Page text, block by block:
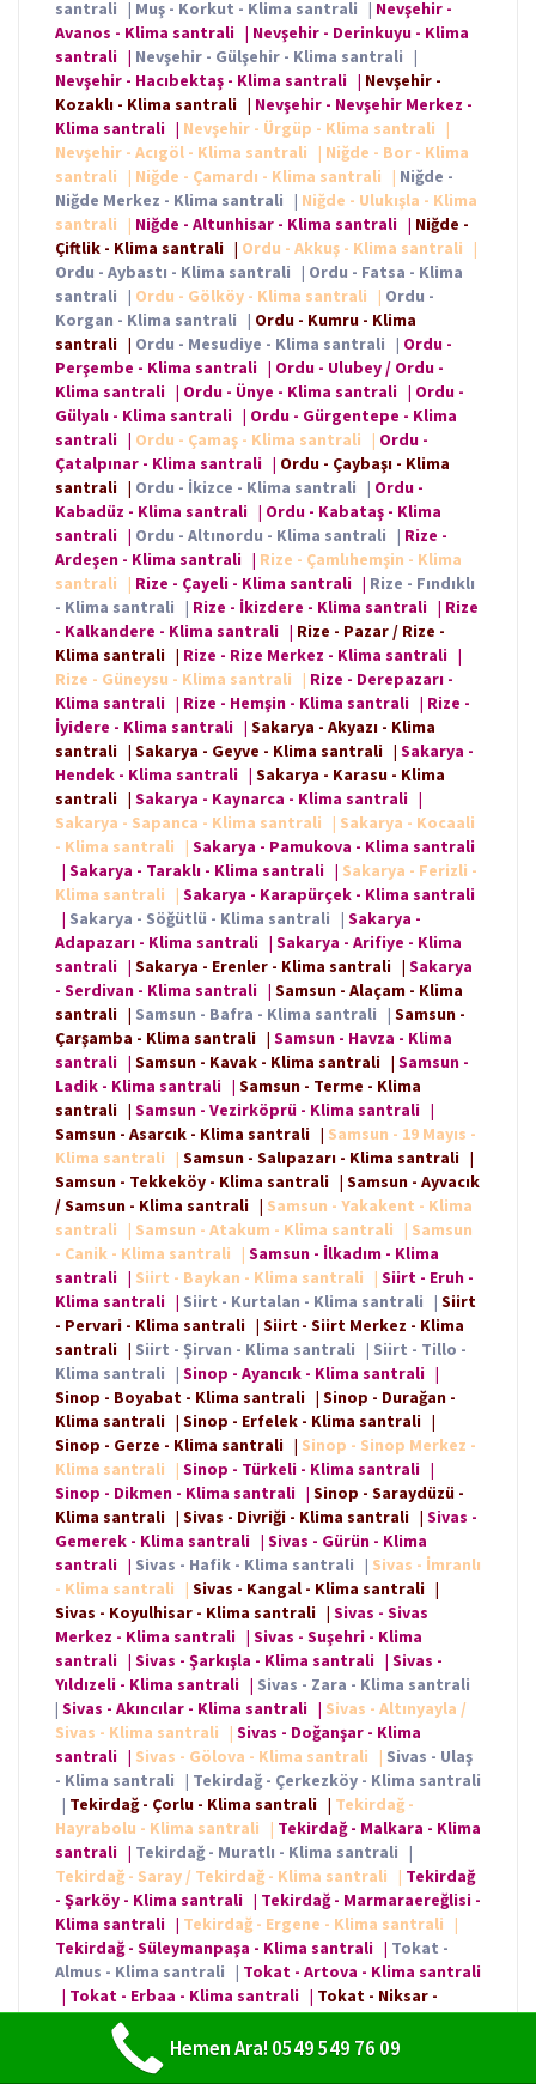
santrali | Muş - Korkut - Klima santrali | Nevşehir -
Avanos - Klima santrali | Nevşehir - Derinkuyu - Klima
santrali | Nevşehir - Gülşehir - Klima santrali |
Nevşehir - Hacıbektaş - Klima santrali | Nevşehir -
Kozaklı - Klima santrali | Nevşehir - Nevşehir Merkez -
Klima santrali | Nevşehir - Ürgüp - Klima santrali |
Nevşehir - Acıgöl - Klima santrali | Niğde - Bor - Klima
santrali | Niğde - Çamardı - Klima santrali | Niğde -
Niğde Merkez - Klima santrali | Niğde - Ulukışla - Klima
santrali | Niğde - Altunhisar - Klima santrali | Niğde -
Çiftlik - Klima santrali | Ordu - Akkuş - Klima santrali |
Ordu - Aybastı - Klima santrali | Ordu - Fatsa - Klima
santrali | Ordu - Gölköy - Klima santrali | Ordu -
Korgan - Klima santrali | Ordu - Kumru - Klima
santrali | Ordu - Mesudiye - Klima santrali | Ordu -
Perşembe - Klima santrali | Ordu - Ulubey / Ordu -
Klima santrali | Ordu - Ünye - Klima santrali | Ordu -
Gülyalı - Klima santrali | Ordu - Gürgentepe - Klima
santrali | Ordu - Çamaş - Klima santrali | Ordu -
Çatalpınar - Klima santrali | Ordu - Çaybaşı - Klima
santrali | Ordu - İkizce - Klima santrali | Ordu -
Kabadüz - Klima santrali | Ordu - Kabataş - Klima
santrali | Ordu - Altınordu - Klima santrali | Rize -
Ardeşen - Klima santrali | Rize - Çamlıhemşin - Klima
santrali | Rize - Çayeli - Klima santrali | Rize - Fındıklı
- Klima santrali | Rize - İkizdere - Klima santrali | Rize
- Kalkandere - Klima santrali | Rize - Pazar / Rize -
Klima santrali | Rize - Rize Merkez - Klima santrali |
Rize - Güneysu - Klima santrali | Rize - Derepazarı -
Klima santrali | Rize - Hemşin - Klima santrali | Rize -
İyidere - Klima santrali | Sakarya - Akyazı - Klima
santrali | Sakarya - Geyve - Klima santrali | Sakarya -
Hendek - Klima santrali | Sakarya - Karasu - Klima
santrali | Sakarya - Kaynarca - Klima santrali |
Sakarya - Sapanca - Klima santrali | Sakarya - Kocaali
- Klima santrali | Sakarya - Pamukova - Klima santrali
| Sakarya - Taraklı - Klima santrali | Sakarya - Ferizli -
Klima santrali | Sakarya - Karapürçek - Klima santrali
| Sakarya - Söğütlü - Klima santrali | Sakarya -
Adapazarı - Klima santrali | Sakarya - Arifiye - Klima
santrali | Sakarya - Erenler - Klima santrali | Sakarya
- Serdivan - Klima santrali | Samsun - Alaçam - Klima
santrali | Samsun - Bafra - Klima santrali | Samsun -
Çarşamba - Klima santrali | Samsun - Havza - Klima
santrali | Samsun - Kavak - Klima santrali | Samsun -
Ladik - Klima santrali | Samsun - Terme - Klima
santrali | Samsun - Vezirköprü - Klima santrali |
Samsun - Asarcık - Klima santrali | Samsun - 19 Mayıs -
Klima santrali | Samsun - Salıpazarı - Klima santrali |
Samsun - Tekkeköy - Klima santrali | Samsun - Ayvacık
/ Samsun - Klima santrali | Samsun - Yakakent - Klima
santrali | Samsun - Atakum - Klima santrali | Samsun
- Canik - Klima santrali | Samsun - İlkadım - Klima
santrali | Siirt - Baykan - Klima santrali | Siirt - Eruh -
Klima santrali | Siirt - Kurtalan - Klima santrali | Siirt
- Pervari - Klima santrali | Siirt - Siirt Merkez - Klima
santrali | Siirt - Şirvan - Klima santrali | Siirt - Tillo -
Klima santrali | Sinop - Ayancık - Klima santrali |
Sinop - Boyabat - Klima santrali | Sinop - Durağan -
Klima santrali | Sinop - Erfelek - Klima santrali |
Sinop - Gerze - Klima santrali | Sinop - Sinop Merkez -
Klima santrali | Sinop - Türkeli - Klima santrali |
Sinop - Dikmen - Klima santrali | Sinop - Saraydüzü -
Klima santrali | Sivas - Divriği - Klima santrali | Sivas -
Gemerek - Klima santrali | Sivas - Gürün - Klima
santrali | Sivas - Hafik - Klima santrali | Sivas - İmranlı
- Klima santrali | Sivas - Kangal - Klima santrali |
Sivas - Koyulhisar - Klima santrali | Sivas - Sivas
Merkez - Klima santrali | Sivas - Suşehri - Klima
santrali | Sivas - Şarkışla - Klima santrali | Sivas -
Yıldızeli - Klima santrali | Sivas - Zara - Klima santrali
| Sivas - Akıncılar - Klima santrali | Sivas - Altınyayla /
Sivas - Klima santrali | Sivas - Doğanşar - Klima
santrali | Sivas - Gölova - Klima santrali | Sivas - Ulaş
- Klima santrali | Tekirdağ - Çerkezköy - Klima santrali
| Tekirdağ - Çorlu - Klima santrali | Tekirdağ -
Hayrabolu - Klima santrali | Tekirdağ - Malkara - Klima
santrali | Tekirdağ - Muratlı - Klima santrali |
Tekirdağ - Saray / Tekirdağ - Klima santrali | Tekirdağ
- Şarköy - Klima santrali | Tekirdağ - Marmaraereğlisi -
Klima santrali | Tekirdağ - Ergene - Klima santrali |
Tekirdağ - Süleymanpaşa - Klima santrali | Tokat -
Almus - Klima santrali | Tokat - Artova - Klima santrali
| Tokat - Erbaa - Klima santrali | Tokat - Niksar -
Klima santrali|Tokat - Reşadiye - Klima santrali|
Tokat - Tokat Merkez - Klima santrali|Tokat - Turhal
- Klima santrali
Hemen Ara! 0549 549 76 09